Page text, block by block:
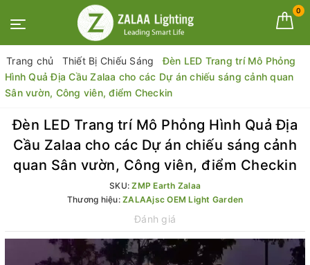
0
Trang chủ Thiết Bị Chiếu Sáng
Đèn LED Trang trí Mô Phỏng
Hình Quả Địa Cầu Zalaa cho các Dự án chiếu sáng cảnh quan
Sân vườn, Công viên, điểm Checkin
Đèn LED Trang trí Mô Phỏng Hình Quả Địa
Cầu Zalaa cho các Dự án chiếu sáng cảnh
quan Sân vườn, Công viên, điểm Checkin
SKU:ZMP Earth Zalaa
Thương hiệu: ZALAAjsc OEM Light Garden
Đánh giá